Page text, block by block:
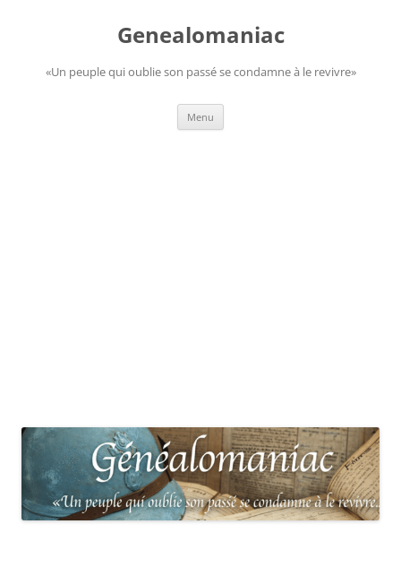
Genealomaniac
«Un peuple qui oublie son passé se condamne à le revivre»
Menu